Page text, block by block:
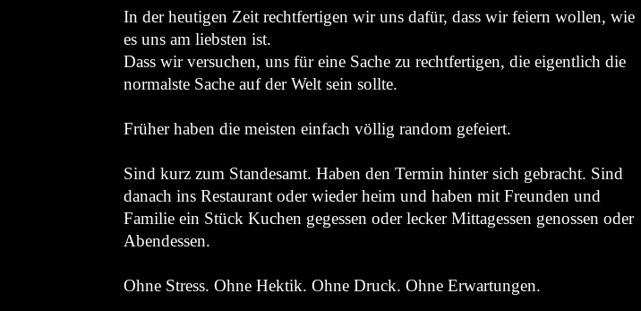
In der heutigen Zeit rechtfertigen wir uns dafür, dass wir feiern wollen, wie
es uns am liebsten ist.
Dass wir versuchen, uns für eine Sache zu rechtfertigen, die eigentlich die
normalste Sache auf der Welt sein sollte.
Früher haben die meisten einfach völlig random gefeiert.
Sind kurz zum Standesamt. Haben den Termin hinter sich gebracht. Sind
danach ins Restaurant oder wieder heim und haben mit Freunden und
Familie ein Stück Kuchen gegessen oder lecker Mittagessen genossen oder
Abendessen.
Ohne Stress. Ohne Hektik. Ohne Druck. Ohne Erwartungen.